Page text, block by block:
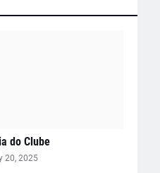
do Clube
20, 2025